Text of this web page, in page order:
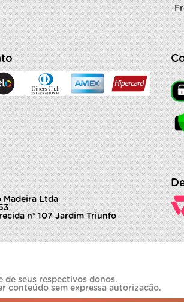
Madeira Ltda
nº 107 Jardim Triunfo
de seus respectivos donos.
conteúdo sem expressa autorização.